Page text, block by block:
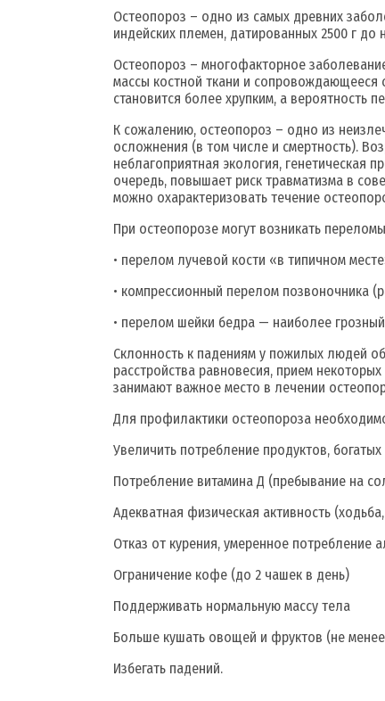
Остеопороз – одно из самых древних
индейских племен, датированных 2500 г до
Остеопороз – многофакторное
массы костной ткани и сопровождающееся
становится более хрупким, а вероятность
К сожалению, остеопороз – одно из
осложнения (в том числе и смертность).
неблагоприятная экология, генетическая
очередь, повышает риск травматизма в
можно охарактеризовать течение
При остеопорозе могут возникать
• перелом лучевой кости «в типичном
• компрессионный перелом позвоночника
• перелом шейки бедра — наиболее
Склонность к падениям у пожилых людей
расстройства равновесия, прием
занимают важное место в лечении
Для профилактики остеопороза
Увеличить потребление продуктов,
Потребление витамина Д (пребывание на
Адекватная физическая активность
Отказ от курения, умеренное потребление
Ограничение кофе (до 2 чашек в день)
Поддерживать нормальную массу тела
Больше кушать овощей и фруктов (не
Избегать падений.